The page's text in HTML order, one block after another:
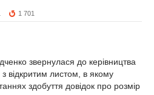
1 701
звернулася до керівництва
відкритим листом, в якому
здобуття довідок про розмір